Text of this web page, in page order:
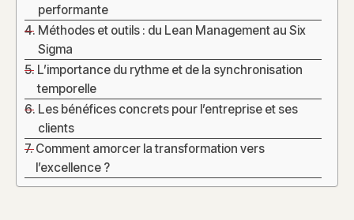
performante
Méthodes et outils : du Lean Management au Six
Sigma
L’importance du rythme et de la synchronisation
temporelle
Les bénéfices concrets pour l’entreprise et ses
clients
Comment amorcer la transformation vers
l’excellence ?